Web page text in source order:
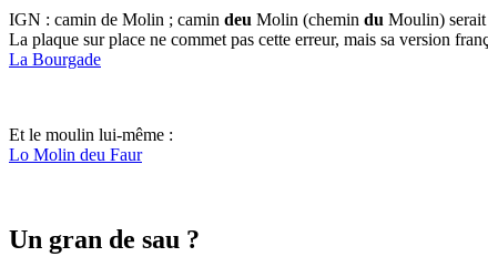
IGN : camin de Molin ; camin deu Molin (chemin du Moulin)
La plaque sur place ne commet pas cette erreur, mais sa version
La Bourgade
Et le moulin lui-même :
Lo Molin deu Faur
Un gran de sau ?